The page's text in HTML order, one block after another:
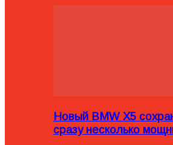
Новый BMW X5
сразу несколько